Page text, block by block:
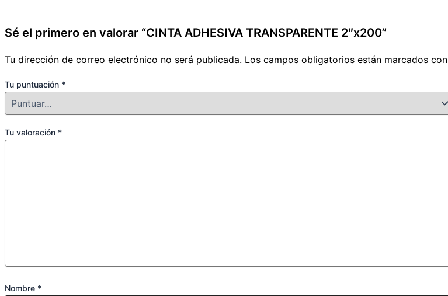
Sé el primero en valorar “CINTA ADHESIVA TRANSPARENTE 2″x200”
Tu dirección de correo electrónico no será publicada. Los campos obligatorios están marcados con
Tu puntuación *
Tu valoración *
Nombre *